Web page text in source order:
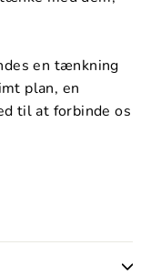
en tænkning
plan, en
til at forbinde os